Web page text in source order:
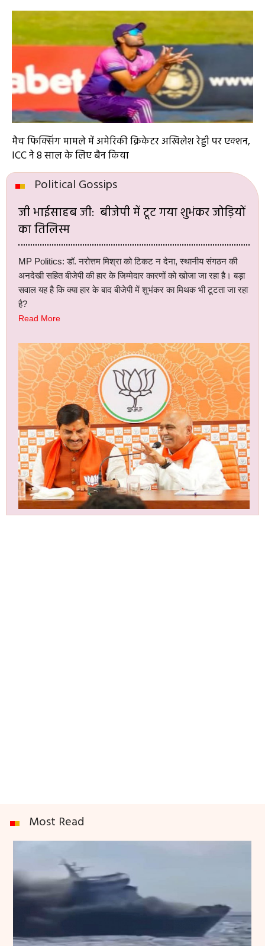
मैच फिक्सिंग मामले में अमेरिकी क्रिकेटर अखिलेश रेड्डी पर एक्शन,
ICC ने 8 साल के लिए बैन किया
Political Gossips
जी भाईसाहब जी: बीजेपी में टूट गया शुभंकर जोड़ियों
का तिलिस्म
MP Politics: डॉ. नरोत्तम मिश्रा को टिकट न देना, स्थानीय संगठन की
अनदेखी सहित बीजेपी की हार के जिम्मेदार कारणों को खोजा जा रहा है। बड़ा
सवाल यह है कि क्या हार के बाद बीजेपी में शुभंकर का मिथक भी टूटता जा रहा
है?
Read More
Most Read